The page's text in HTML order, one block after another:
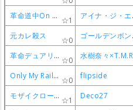
革命道中On The Way
1 ア
元カレ殺ス
0 ゴ
革命デュアリズム
0
Only My Railgun
0 flipside
モザイクロール
1 Deco27
革命道中On The Way
1 ア
元カレ殺ス
0 ゴ
革命デュアリズム
0
Only My Railgun
0 flipside
モザイクロール
1 Deco27
革命道中On The Way
1 ア
元カレ殺ス
0 ゴ
革命デュアリズム
0
Only My Railgun
0 flipside
モザイクロール
1 Deco27
革命道中On The Way
1 ア
元カレ殺ス
0 ゴ
革命デュアリズム
0
Only My Railgun
0 flipside
モザイクロール
1 Deco27